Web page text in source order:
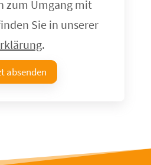
zum Umgang mit
Sie in unserer
.
absenden